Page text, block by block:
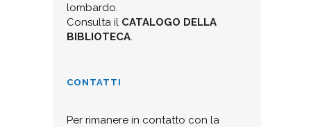
lombardo.
Consulta il CATALOGO DELLA
BIBLIOTECA.
CONTATTI
Per rimanere in contatto con la